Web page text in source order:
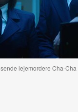
lejemordere Cha-